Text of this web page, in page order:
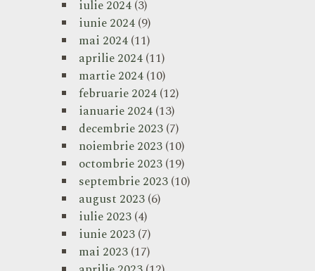
iulie 2024(3)
iunie 2024(9)
mai 2024(11)
aprilie 2024(11)
martie 2024(10)
februarie 2024(12)
ianuarie 2024(13)
decembrie 2023(7)
noiembrie 2023(10)
octombrie 2023(19)
septembrie 2023(10)
august 2023(6)
iulie 2023(4)
iunie 2023(7)
mai 2023(17)